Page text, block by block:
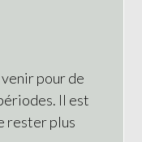
pour de
Il est
rester plus